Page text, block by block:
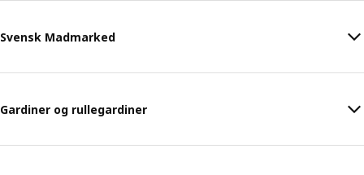
Svensk Madmarked
Gardiner og rullegardiner